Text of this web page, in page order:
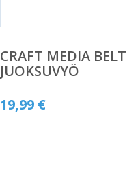
CRAFT MEDIA BELT
JUOKSUVYÖ
19,99 €